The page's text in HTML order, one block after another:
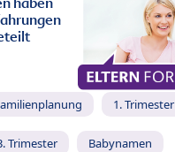
1. Trimester
Trimester Babynamen